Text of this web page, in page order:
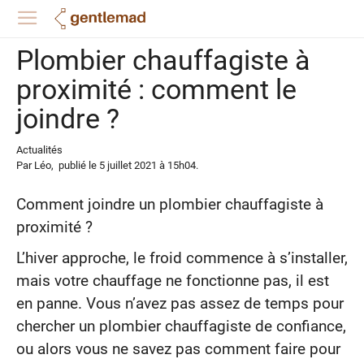
Plombier chauffagiste à
proximité : comment le
joindre ?
Actualités
Par Léo, publié le 5 juillet 2021 à 15h04.
Comment joindre un plombier chauffagiste à
proximité ?
L’hiver approche, le froid commence à s’installer,
mais votre chauffage ne fonctionne pas, il est
en panne. Vous n’avez pas assez de temps pour
chercher un plombier chauffagiste de confiance,
ou alors vous ne savez pas comment faire pour